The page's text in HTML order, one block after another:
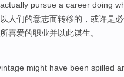
actually pursue a career doing
人们的意志而转移的， 或许是
所喜爱的职业并以此谋生。
might have been spilled